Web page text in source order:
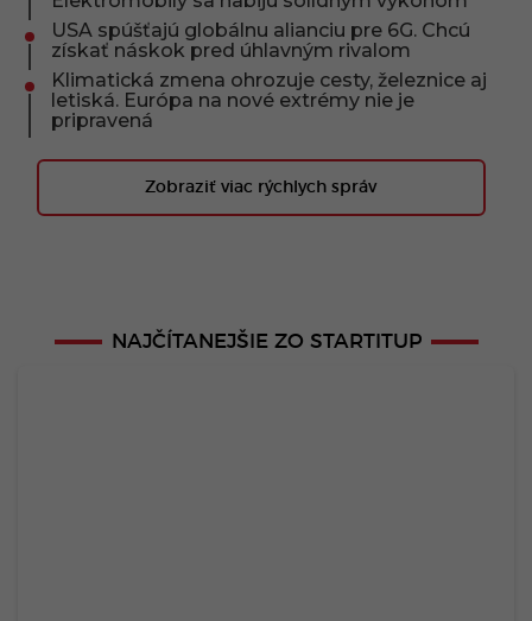
USA spúšťajú globálnu alianciu pre 6G. Chcú
získať náskok pred úhlavným rivalom
Klimatická zmena ohrozuje cesty, železnice aj
letiská. Európa na nové extrémy nie je
pripravená
Zobraziť viac rýchlych správ
NAJČÍTANEJŠIE ZO STARTITUP